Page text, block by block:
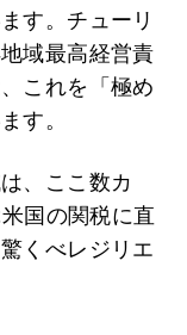
す。チューリ
域最高経営責
これを「極め
す。
、ここ数カ
国の関税に直
くべレジリエ